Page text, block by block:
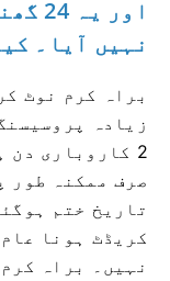
اور
نہیں آیا۔
زیادہ
2 کاروباری
صرف ممکنہ طور
تاریخ ختم
کریڈٹ ہونا
نہیں۔ براہ